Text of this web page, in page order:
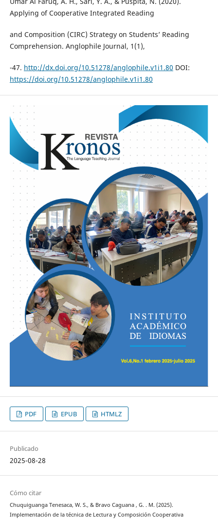
Applying of Cooperative Integrated Reading
and Composition (CIRC) Strategy on Students’ Reading
Comprehension. Anglophile Journal, 1(1),
-47. http://dx.doi.org/10.51278/anglophile.v1i1.80 DOI:
https://doi.org/10.51278/anglophile.v1i1.80
PDF EPUB HTMLZ
Publicado
2025-08-28
Cómo citar
Chuquiguanga Tenesaca, W. S., & Bravo Caguana , G. . M. (2025).
Implementación de la técnica de Lectura y Composición Cooperativa